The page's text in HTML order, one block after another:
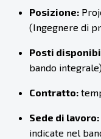
Posizione:
(Ingegnere di
Posti
bando integrale)
Contratto:
Sede di lavoro:
indicate nel